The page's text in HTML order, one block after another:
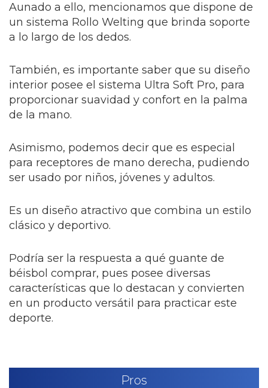
Aunado a ello, mencionamos que dispone de
un sistema Rollo Welting que brinda soporte
a lo largo de los dedos.
También, es importante saber que su diseño
interior posee el sistema Ultra Soft Pro, para
proporcionar suavidad y confort en la palma
de la mano.
Asimismo, podemos decir que es especial
para receptores de mano derecha, pudiendo
ser usado por niños, jóvenes y adultos.
Es un diseño atractivo que combina un estilo
clásico y deportivo.
Podría ser la respuesta a qué guante de
béisbol comprar, pues posee diversas
características que lo destacan y convierten
en un producto versátil para practicar este
deporte.
Pros